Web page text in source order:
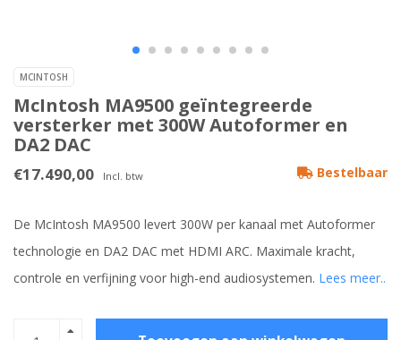
MCINTOSH
McIntosh MA9500 geïntegreerde
versterker met 300W Autoformer en
DA2 DAC
€17.490,00 Incl. btw Bestelbaar
De McIntosh MA9500 levert 300W per kanaal met Autoformer
technologie en DA2 DAC met HDMI ARC. Maximale kracht,
controle en verfijning voor high-end audiosystemen. Lees meer..